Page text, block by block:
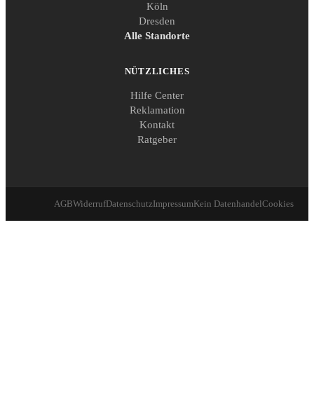
Köln
Dresden
Alle Standorte
NÜTZLICHES
Hilfe Center
Reklamation
Kontakt
Ratgeber
AGBWiderrufDatenschutzImpressumKein DatenhandelCookies